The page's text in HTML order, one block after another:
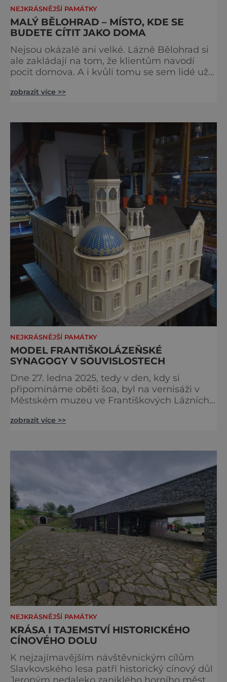
NEJKRÁSNĚJŠÍ PAMÁTKY
MALÝ BĚLOHRAD – MÍSTO, KDE SE
BUDETE CÍTIT JAKO DOMA
Nejsou okázalé ani velké. Lázně Bělohrad si
ale zakládají na tom, že klientům navodí
pocit domova. A i kvůli tomu se sem lidé už
lázeňské koncerty ani velkolepé akce.
nevšimne, ani se jí kolonáda vlastně neříká.
zobrazit více >>
NEJKRÁSNĚJŠÍ PAMÁTKY
MODEL FRANTIŠKOLÁZEŇSKÉ
SYNAGOGY V SOUVISLOSTECH
Dne 27. ledna 2025, tedy v den, kdy si
připomínáme oběti šoa, byl na vernisáži v
Městském muzeu ve Františkových Lázních
nacisty zničena v roce 1938. Do lázeňského
některé události spojené s touto významnou
zobrazit více >>
NEJKRÁSNĚJŠÍ PAMÁTKY
KRÁSA I TAJEMSTVÍ HISTORICKÉHO
CÍNOVÉHO DOLU
K nejzajímavějším návštěvnickým cílům
Slavkovského lesa patří historický cínový důl
Jeroným nedaleko zaniklého horního města